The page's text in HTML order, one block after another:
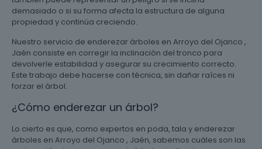
demasiado o si su forma afecta la estructura de alguna
propiedad y continúa creciendo.
Nuestro servicio de enderezar árboles en Arroyo del Ojanco ,
Jaén consiste en corregir la inclinación del tronco para
devolverle estabilidad y asegurar su crecimiento correcto.
Este trabajo debe hacerse con técnica, sin dañar raíces ni
forzar el árbol.
¿Cómo enderezar un árbol?
Lo cierto es que, como expertos en poda, tala y enderezar
árboles en Arroyo del Ojanco , Jaén, sabemos cuáles son las